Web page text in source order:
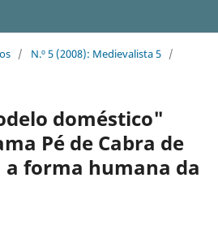
/ N.º 5 (2008): Medievalista 5 /
doméstico"
Pé de Cabra de
a forma humana da